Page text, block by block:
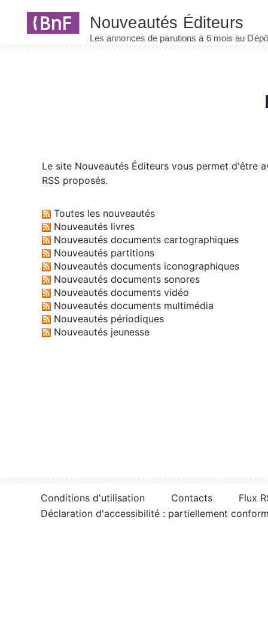
Le site Nouveautés Éditeurs vous permet d'être
RSS proposés.
Toutes les nouveautés
Nouveautés livres
Nouveautés documents cartographiques
Nouveautés partitions
Nouveautés documents iconographiques
Nouveautés documents sonores
Nouveautés documents vidéo
Nouveautés documents multimédia
Nouveautés périodiques
Nouveautés jeunesse
Conditions d'utilisation Contacts
Flux
Déclaration d'accessibilité : partiellement